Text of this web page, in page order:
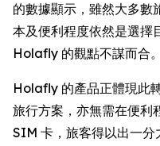
的數據顯示，雖然大多數
本及便利程度依然是選擇
Holafly 的觀點不謀而合。
Holafly 的產品正體現此
旅行方案，亦無需在便利
SIM 卡，旅客得以出一